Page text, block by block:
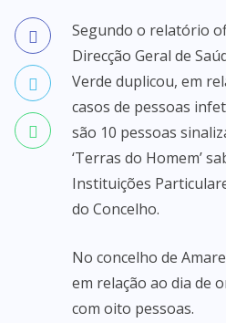
Segundo o relatório
Direcção Geral de
Verde duplicou, em
casos de pessoas
são 10 pessoas
‘Terras do Homem’
Instituições
do Concelho.
No concelho de
em relação ao dia de
com oito pessoas.